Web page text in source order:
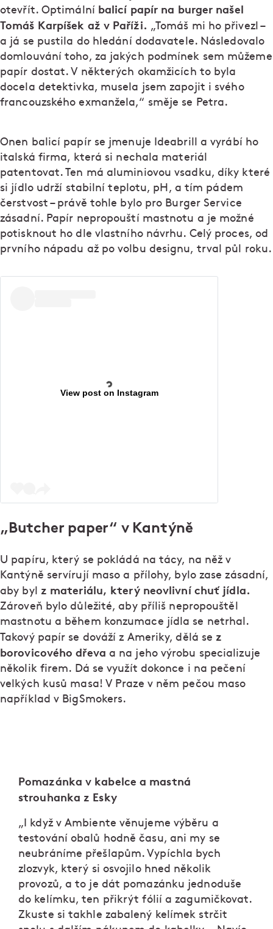
otevřít. Optimální balicí papír na burger našel
Tomáš Karpíšek až v Paříži. „Tomáš mi ho přivezl –
a já se pustila do hledání dodavatele. Následovalo
domlouvání toho, za jakých podmínek sem můžeme
papír dostat. V některých okamžicích to byla
docela detektivka, musela jsem zapojit i svého
francouzského exmanžela,“ směje se Petra.
Onen balicí papír se jmenuje Ideabrill a vyrábí ho
italská firma, která si nechala materiál
patentovat. Ten má aluminiovou vsadku, díky které
si jídlo udrží stabilní teplotu, pH, a tím pádem
čerstvost – právě tohle bylo pro Burger Service
zásadní. Papír nepropouští mastnotu a je možné
potisknout ho dle vlastního návrhu. Celý proces, od
prvního nápadu až po volbu designu, trval půl roku.
View post on Instagram
„Butcher paper“ v Kantýně
U papíru, který se pokládá na tácy, na něž v
Kantýně servírují maso a přílohy, bylo zase zásadní,
aby byl z materiálu, který neovlivní chuť jídla.
Zároveň bylo důležité, aby příliš nepropouštěl
mastnotu a během konzumace jídla se netrhal.
Takový papír se dováží z Ameriky, dělá se z
borovicového dřeva a na jeho výrobu specializuje
několik firem. Dá se využít dokonce i na pečení
velkých kusů masa! V Praze v něm pečou maso
například v BigSmokers.
Pomazánka v kabelce a mastná
strouhanka z Esky
„I když v Ambiente věnujeme výběru a
testování obalů hodně času, ani my se
neubráníme přešlapům. Vypíchla bych
zlozvyk, který si osvojilo hned několik
provozů, a to je dát pomazánku jednoduše
do kelímku, ten přikrýt fólií a zagumičkovat.
Zkuste si takhle zabalený kelímek strčit